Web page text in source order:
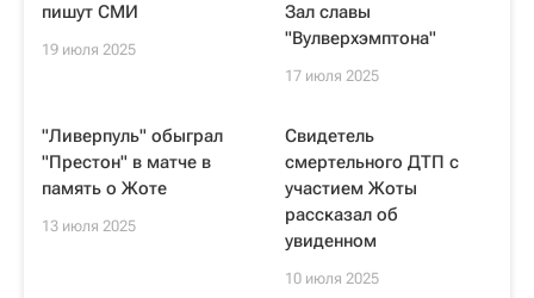
пишут СМИ
19 июля 2025
Зал славы
"Вулверхэмптона"
17 июля 2025
"Ливерпуль" обыграл
"Престон" в матче в
память о Жоте
13 июля 2025
Свидетель
смертельного ДТП с
участием Жоты
рассказал об
увиденном
10 июля 2025